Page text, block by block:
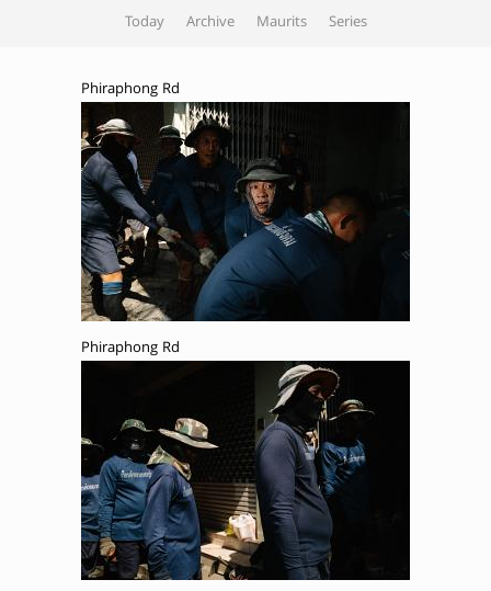
Today Archive Maurits Series
Phiraphong Rd
Phiraphong Rd